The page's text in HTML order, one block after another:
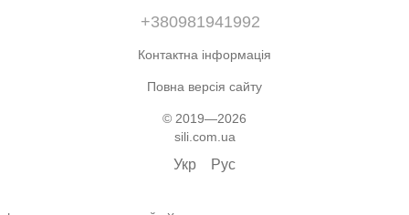
+380981941992
Контактна інформація
Повна версія сайту
© 2019—2026
sili.com.ua
Укр Рус